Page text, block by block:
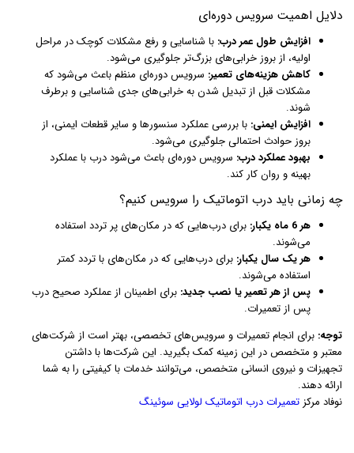
دلایل اهمیت سرویس دوره‌ای
افزایش طول عمر درب: با شناسایی و رفع مشکلات کوچک در مراحل
اولیه، از بروز خرابی‌های بزرگ‌تر جلوگیری می‌شود.
کاهش هزینه‌های تعمیر: سرویس دوره‌ای منظم باعث می‌شود که
مشکلات قبل از تبدیل شدن به خرابی‌های جدی شناسایی و برطرف
شوند.
افزایش ایمنی: با بررسی عملکرد سنسورها و سایر قطعات ایمنی، از
بروز حوادث احتمالی جلوگیری می‌شود.
بهبود عملکرد درب: سرویس دوره‌ای باعث می‌شود درب با عملکرد
بهینه و روان کار کند.
چه زمانی باید درب اتوماتیک را سرویس کنیم؟
هر 6 ماه یکبار:
برای درب‌هایی که در مکان‌های پر تردد استفاده
می‌شوند.
هر یک سال یکبار: برای درب‌هایی که در مکان‌های با تردد کمتر
استفاده می‌شوند.
پس از هر تعمیر یا نصب جدید: برای اطمینان از عملکرد صحیح درب
پس از تعمیرات.
توجه: برای انجام تعمیرات و سرویس‌های تخصصی، بهتر است از شرکت‌های
معتبر و متخصص در این زمینه کمک بگیرید. این شرکت‌ها با داشتن
تجهیزات و نیروی انسانی متخصص، می‌توانند خدمات با کیفیتی را به شما
ارائه دهند.
نوفاد مرکزتعمیرات درب اتوماتیک لولایی سوئینگ